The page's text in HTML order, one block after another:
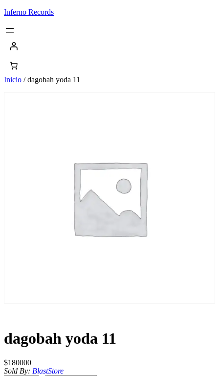
Saltar
contenido
Inferno Records
Inicio / dagobah yoda 11
dagobah yoda 11
$180000
Sold By: BlastStore